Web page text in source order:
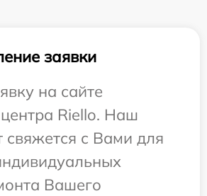
заявки
на сайте
Riello. Наш
свяжется с Вами для
Вашего